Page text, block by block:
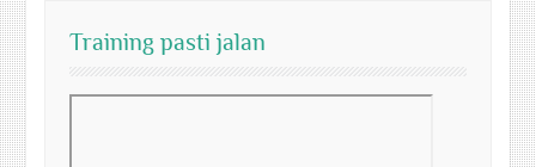
Training pasti jalan